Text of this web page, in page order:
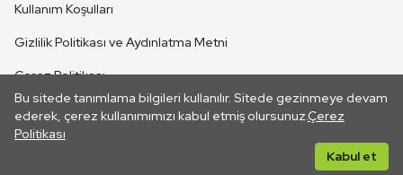
Bu sitede tanımlama bilgileri kullanılır. Sitede gezinmeye devam
ederek, çerez kullanımımızı kabul etmiş olursunuz.Çerez
Politikası
Kabul et
CANLI YAYINLAR
Kullanım Koşulları
Gizlilik Politikası ve Aydınlatma Metni
Çerez Politikası
İletişim
Her hakkı saklıdır. ©2026 TRT. Bağlantı yoluyla gidilen dış